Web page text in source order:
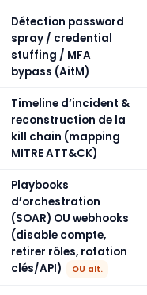
Détection password
spray / credential
stuffing / MFA
bypass (AitM)
Timeline d’incident &
reconstruction de la
kill chain (mapping
MITRE ATT&CK)
Playbooks
d’orchestration
(SOAR) OU webhooks
(disable compte,
retirer rôles, rotation
clés/API)
OU alt.